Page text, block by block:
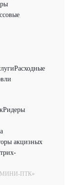
Расходные
Ридеры
акцизных
МИНИ-ПТК»